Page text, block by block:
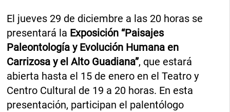
El jueves 29 de diciembre a las 20 horas se
presentará la Exposición “Paisajes
Paleontología y Evolución Humana en
Carrizosa y el Alto Guadiana”, que estará
abierta hasta el 15 de enero en el Teatro y
Centro Cultural de 19 a 20 horas. En esta
presentación, participan el palentólogo